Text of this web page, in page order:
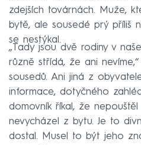
zdejších továrnách. Muže,
bytě, ale sousedé prý příliš
se nestýkal.
„Tady jsou dvě rodiny v
různě střídá, že ani
sousedů. Ani jiná z
informace, dotyčného
domovník říkal, že
nevycházel z bytu. Je to
dostal. Musel to být jeho